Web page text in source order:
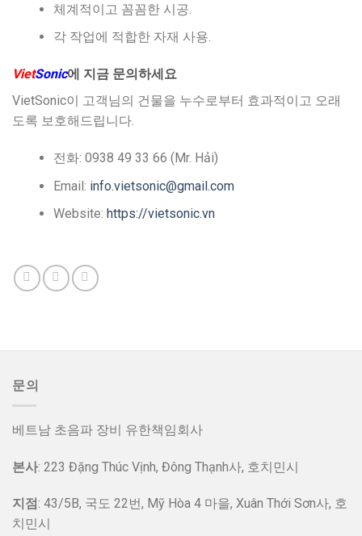
체계적이고 꼼꼼한 시공.
각 작업에 적합한 자재 사용.
VietSonic에 지금 문의하세요
VietSonic이 고객님의 건물을 누수로부터 효과적이고 오래
도록 보호해드립니다.
전화: 0938 49 33 66 (Mr. Hải)
Email: info.vietsonic@gmail.com
Website: https://vietsonic.vn
문의
베트남 초음파 장비 유한책임회사
본사: 223 Đặng Thúc Vịnh, Đông Thạnh사, 호치민시
지점: 43/5B, 국도 22번, Mỹ Hòa 4 마을, Xuân Thới Sơn사, 호
치민시